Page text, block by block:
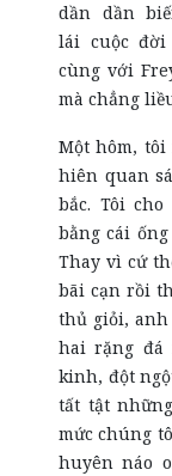
dần dần
lái cuộc đời
cùng với
mà chẳng
Một hôm,
hiên quan
bắc. Tôi
bằng cái
Thay vì cứ
bãi cạn rồi
thủ giỏi,
hai rặng đá
kinh, đột
tất tật
mức chúng
huyên náo